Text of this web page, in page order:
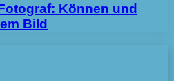
Können und
Bild